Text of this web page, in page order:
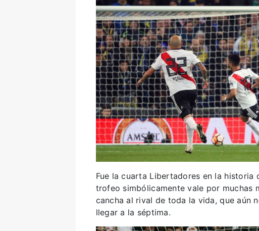
Fue la cuarta Libertadores en la historia
trofeo simbólicamente vale por muchas
cancha al rival de toda la vida, que aún
llegar a la séptima.